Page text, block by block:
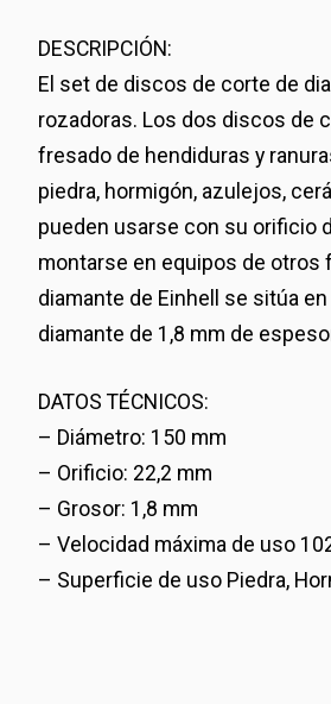
DESCRIPCIÓN:
El set de discos de corte de
rozadoras. Los dos discos de
fresado de hendiduras y
piedra, hormigón, azulejos,
pueden usarse con su orificio
montarse en equipos de otros
diamante de Einhell se sitúa
diamante de 1,8 mm de
DATOS TÉCNICOS:
– Diámetro: 150 mm
– Orificio: 22,2 mm
– Grosor: 1,8 mm
– Velocidad máxima de uso
– Superficie de uso Piedra,